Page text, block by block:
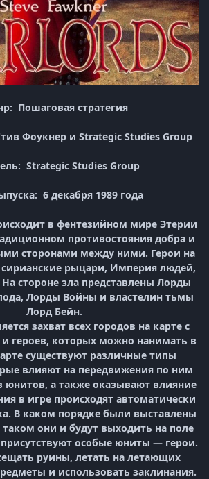
Пошаговая стратегия
Фоукнер и Strategic Studies Group
Strategic Studies Group
6 декабря 1989 года
в фентезийном мире Этерии
противостояния добра и
сторонами между ними. Герои на
рыцари, Империя людей,
стороне зла представлены Лорды
Лорды Войны и властелин тьмы
Лорд Бейн.
захват всех городов на карте с
героев, которых можно нанимать в
существуют различные типы
влияют на передвижения по ним
юнитов, а также оказывают влияние
в игре происходят автоматически
В каком порядке были выставлены
они и будут выходить на поле
особые юниты — герои.
руины, летать на летающих
и использовать заклинания.